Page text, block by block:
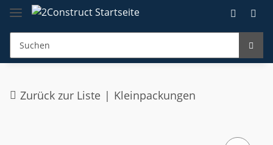
Zurück zur Liste Kleinpackungen